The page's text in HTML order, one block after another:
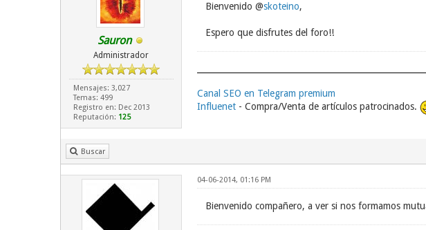
Sauron
Administrador
Mensajes: 3,027
Temas: 499
Registro en: Dec 2013
Reputación: 125
Bienvenido @skoteino,
Espero que disfrutes del foro!!
Canal SEO en Telegram premium
Influenet- Compra/Venta de artículos patrocinados.
Buscar
04-06-2014, 01:16 PM
Bienvenido compañero, a ver si nos formamos